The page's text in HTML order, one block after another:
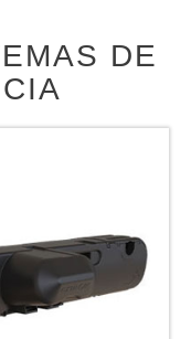
DE